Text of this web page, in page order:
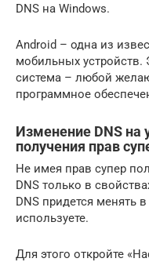
DNS на Windows.
Android – одна из
мобильных устройств.
система – любой
программное
Изменение DNS на
получения прав
Не имея прав супер
DNS только в
DNS придется менять
используете.
Для этого откройте